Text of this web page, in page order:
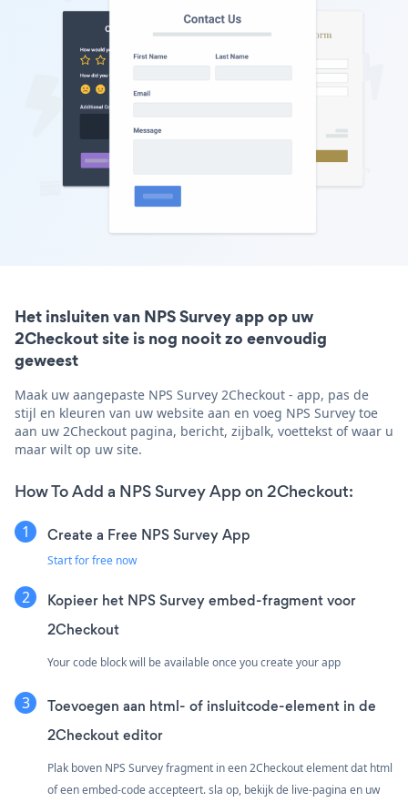
Het insluiten van NPS Survey app op uw
2Checkout site is nog nooit zo eenvoudig
geweest
Maak uw aangepaste NPS Survey 2Checkout - app, pas de
stijl en kleuren van uw website aan en voeg NPS Survey toe
aan uw 2Checkout pagina, bericht, zijbalk, voettekst of waar u
maar wilt op uw site.
How To Add a NPS Survey App on 2Checkout:
Create a Free NPS Survey App
Start for free now
Kopieer het NPS Survey embed-fragment voor
2Checkout
Your code block will be available once you create your app
Toevoegen aan html- of insluitcode-element in de
2Checkout editor
Plak boven NPS Survey fragment in een 2Checkout element dat html
of een embed-code accepteert. sla op, bekijk de live-pagina en uw